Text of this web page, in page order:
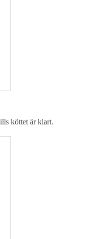
köttet är klart.